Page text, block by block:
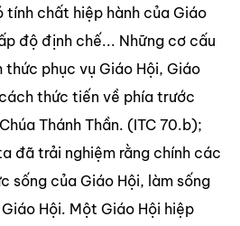
chất hiệp hành của Giáo
độ định chế... Những cơ cấu
phục vụ Giáo Hội, Giáo
thức tiến về phía trước
Thánh Thần. (ITC 70.b);
đã trải nghiệm rằng chính các
sống của Giáo Hội, làm sống
Hội. Một Giáo Hội hiệp